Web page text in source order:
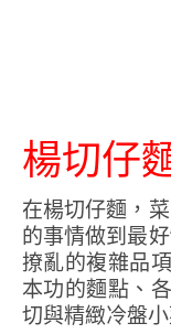
楊切仔
在楊切仔麵，
的事情做到最
撩亂的複雜品
本功的麵點、
切與精緻冷盤